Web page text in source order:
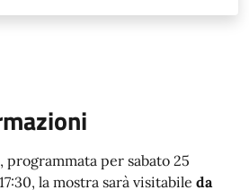
per sabato 25
la mostra sarà visitabile da